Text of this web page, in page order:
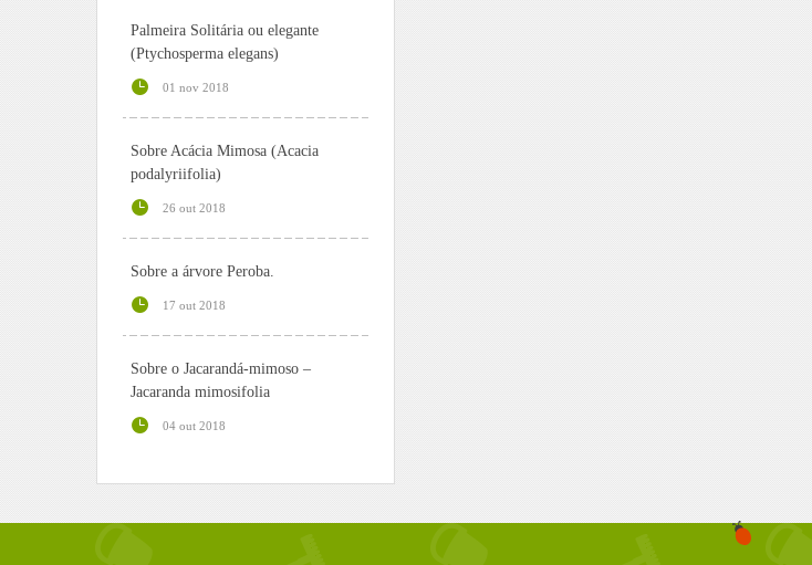
Palmeira Solitária ou elegante
(Ptychosperma elegans)
01 nov 2018
Sobre Acácia Mimosa (Acacia
podalyriifolia)
26 out 2018
Sobre a árvore Peroba.
17 out 2018
Sobre o Jacarandá-mimoso –
Jacaranda mimosifolia
04 out 2018